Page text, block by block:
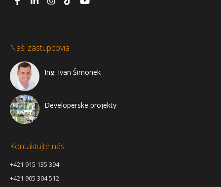
Naši zástupcovia
Ing. Ivan Šimonek
Developerske projekty
Kontaktujte nás
+421 915 135 394
+421 905 304 512